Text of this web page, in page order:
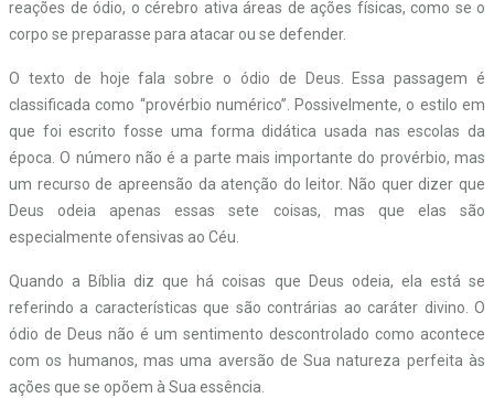
reações de ódio, o cérebro ativa áreas de ações físicas, como se o
corpo se preparasse para atacar ou se defender.
O texto de hoje fala sobre o ódio de Deus. Essa passagem é
classificada como “provérbio numérico”. Possivelmente, o estilo em
que foi escrito fosse uma forma didática usada nas escolas da
época. O número não é a parte mais importante do provérbio, mas
um recurso de apreensão da atenção do leitor. Não quer dizer que
Deus odeia apenas essas sete coisas, mas que elas são
especialmente ofensivas ao Céu.
Quando a Bíblia diz que há coisas que Deus odeia, ela está se
referindo a características que são contrárias ao caráter divino. O
ódio de Deus não é um sentimento descontrolado como acontece
com os humanos, mas uma aversão de Sua natureza perfeita às
ações que se opõem à Sua essência.